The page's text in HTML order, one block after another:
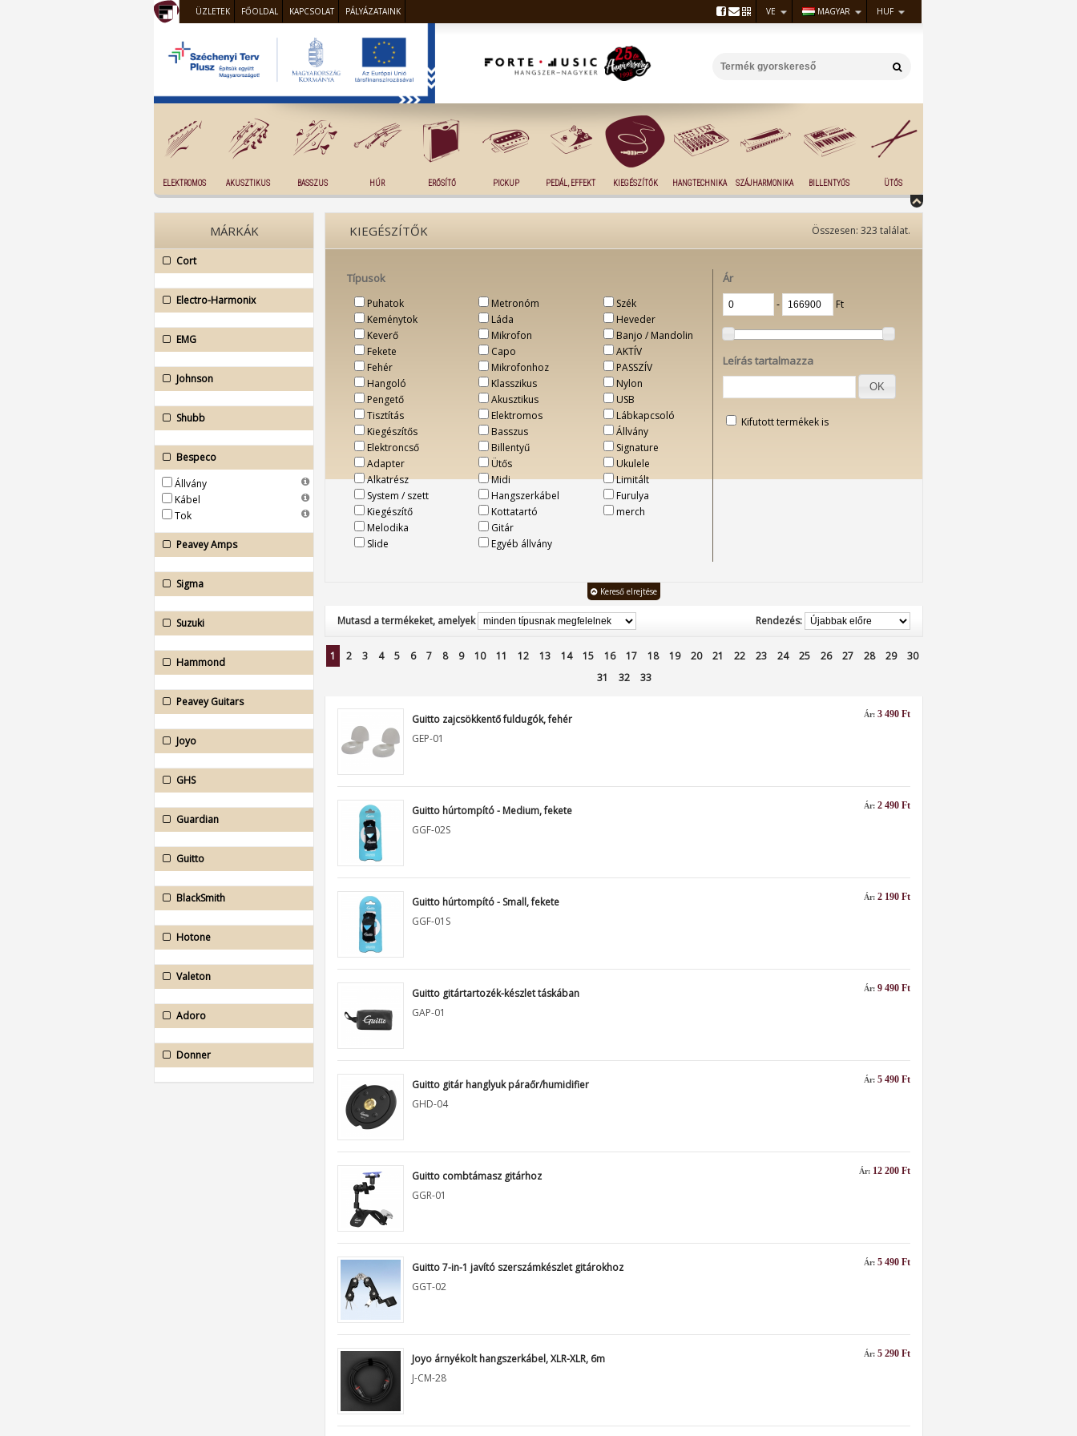
ÜZLETEK FŐOLDAL KAPCSOLAT PÁLYÁZATAINK VE MAGYAR HUF
ELEKTROMOS AKUSZTIKUS BASSZUS HÚR ERŐSÍTŐ PICKUP PEDÁL, EFFEKT KIEGÉSZÍTŐK HANGTECHNIKA SZÁJHARMONIKA BILLENTYŰS ÜTŐS
MÁRKÁK
Cort
Electro-Harmonix
EMG
Johnson
Shubb
Bespeco
Állvány
Kábel
Tok
Peavey Amps
Sigma
Suzuki
Hammond
Peavey Guitars
Joyo
GHS
Guardian
Guitto
BlackSmith
Hotone
Valeton
Adoro
Donner
Összesen: 323 találat.
KIEGÉSZÍTŐK
Típusok
Puhatok
Keménytok
Keverő
Fekete
Fehér
Hangoló
Pengető
Tisztítás
Kiegészítős
Elektroncső
Adapter
Alkatrész
System / szett
Kiegészítő
Melodika
Slide
Metronóm
Láda
Mikrofon
Capo
Mikrofonhoz
Klasszikus
Akusztikus
Elektromos
Basszus
Billentyű
Ütős
Midi
Hangszerkábel
Kottatartó
Gitár
Egyéb állvány
Szék
Heveder
Banjo / Mandolin
AKTÍV
PASSZÍV
Nylon
USB
Lábkapcsoló
Állvány
Signature
Ukulele
Limitált
Furulya
merch
Ár
‐ Ft
Leírás tartalmazza
OK
Kifutott termékek is
Kereső elrejtése
Mutasd a termékeket, amelyek Rendezés:
1 2 3 4 5 6 7 8 9 10 11 12 13 14 15 16 17 18 19 20 21 22 23 24 25 26 27 28 29
30
31
32 33
Ár: 3 490 Ft
Guitto zajcsökkentő fuldugók, fehér
GEP-01
Ár: 2 490 Ft
Guitto húrtompító - Medium, fekete
GGF-02S
Ár: 2 190 Ft
Guitto húrtompító - Small, fekete
GGF-01S
Ár: 9 490 Ft
Guitto gitártartozék-készlet táskában
GAP-01
Ár: 5 490 Ft
Guitto gitár hanglyuk páraőr/humidifier
GHD-04
Ár: 12 200 Ft
Guitto combtámasz gitárhoz
GGR-01
Ár: 5 490 Ft
Guitto 7-in-1 javító szerszámkészlet gitárokhoz
GGT-02
Ár: 5 290 Ft
Joyo árnyékolt hangszerkábel, XLR-XLR, 6m
J-CM-28